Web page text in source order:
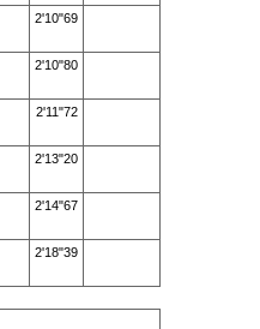
2'10"69
2'10"80
2'11"72
2'13"20
2'14"67
2'18"39